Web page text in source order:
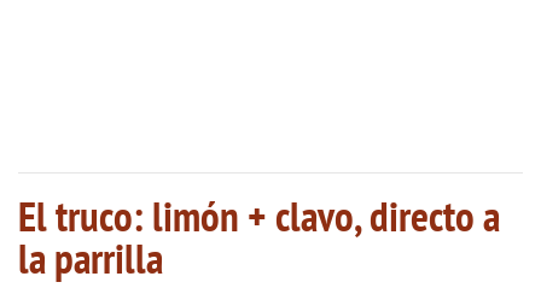
El truco: limón + clavo, directo a
la parrilla